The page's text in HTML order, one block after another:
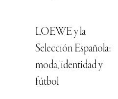
LOEWE y la
Selección Española:
moda, identidad y
fútbol